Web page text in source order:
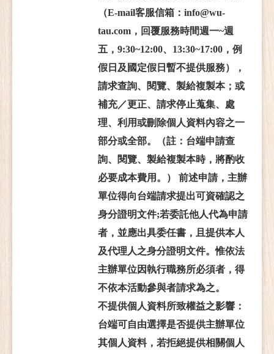
（E-mail客服信箱：info@wu-
tau.com，回覆服務時間週一~週
五，9:30~12:00、13:30~17:00，例
假日及國定假日暫不提供服務），
請求查詢、閱覽、製給複製本；或
補充／更正、請求停止蒐集、處
理、利用或刪除個人資料內容之一
部分或全部。（註：台端申請查
詢、閱覽、製給複製本時，將酌收
必要成本費用。） 前述申請，主辦
單位得向台端請求提出可資確認之
身分證明文件;若委託他人代為申請
者，並應出具委任書，且提供本人
及代理人之身分證明文件。惟依法
主辦單位因執行職務所必須者，得
不依本活動參與者請求為之。
不提供個人資料所致權益之影響：
台端可自由選擇是否提供主辦單位
其個人資料，若拒絕提供相關個人